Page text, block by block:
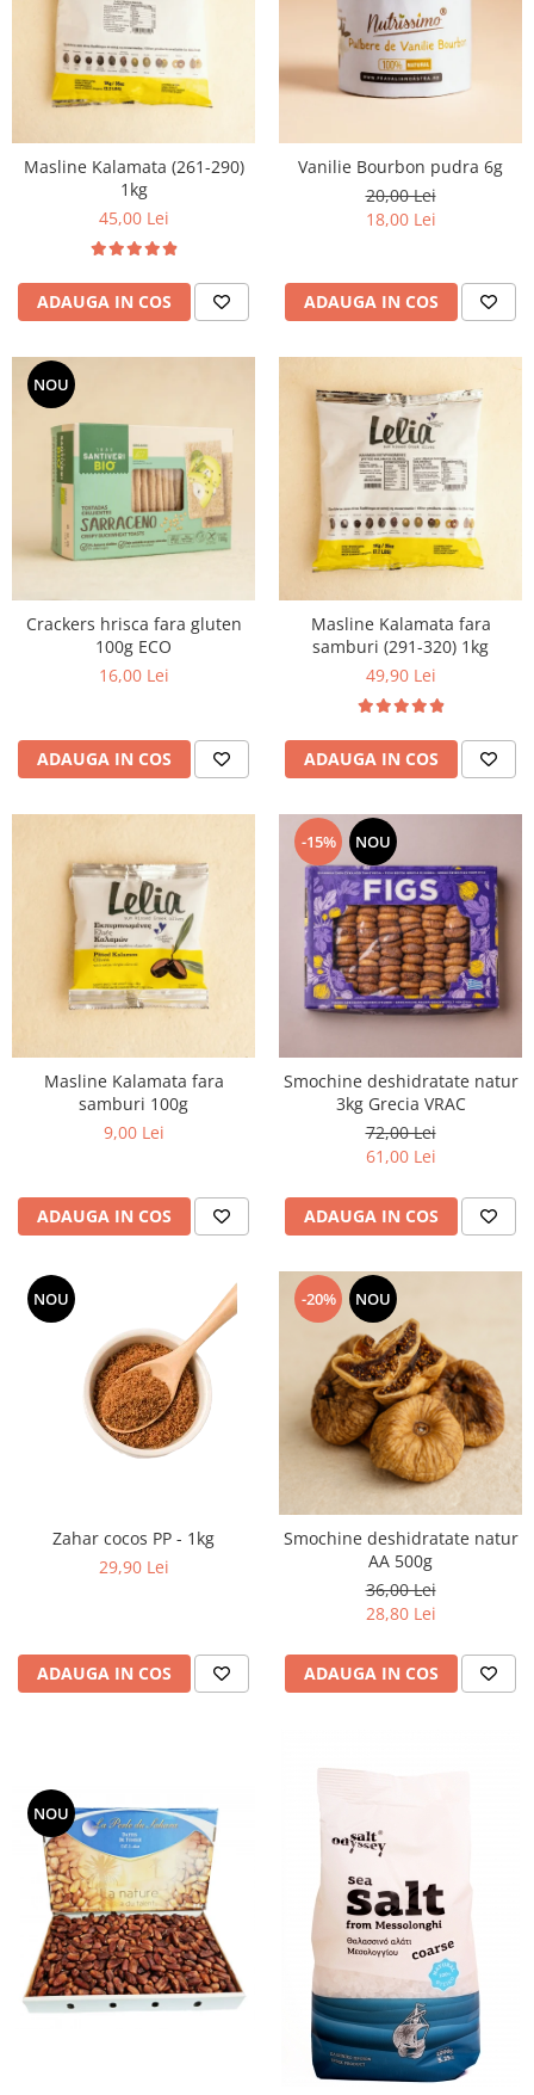
Masline Kalamata (261-290)
1kg
45,00 Lei
ADAUGA IN COS
Vanilie Bourbon pudra 6g
20,00 Lei
18,00 Lei
ADAUGA IN COS
NOU
Crackers hrisca fara gluten
100g ECO
16,00 Lei
ADAUGA IN COS
Masline Kalamata fara
samburi (291-320) 1kg
49,90 Lei
ADAUGA IN COS
Masline Kalamata fara
samburi 100g
9,00 Lei
ADAUGA IN COS
-15% NOU
Smochine deshidratate natur
3kg Grecia VRAC
72,00 Lei
61,00 Lei
ADAUGA IN COS
NOU
Zahar cocos PP - 1kg
29,90 Lei
ADAUGA IN COS
-20% NOU
Smochine deshidratate natur
AA 500g
36,00 Lei
28,80 Lei
ADAUGA IN COS
NOU